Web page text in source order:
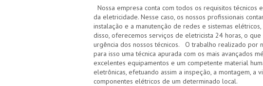
Nossa empresa conta com todos os requisitos
da eletricidade. Nesse caso, os nossos profissionais
instalação e a manutenção de redes e sistemas
disso, oferecemos serviços de eletricista 24 horas, o
urgência dos nossos técnicos. O trabalho realizado por
para isso uma técnica apurada com os mais avançados
excelentes equipamentos e um competente material
eletrônicas, efetuando assim a inspeção, a montagem, a
componentes elétricos de um determinado local.